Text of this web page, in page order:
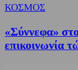
ΚΟΣΜΟΣ
«Σύννεφα»
επικοινωνία